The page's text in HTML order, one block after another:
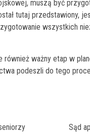
muszą być
tutaj przedstawiony,
wszystkich
ważny etap w
podeszli do tego
Sąd